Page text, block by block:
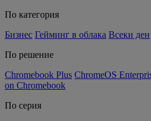
По категория
Бизнес Гейминг в облака Всеки ден
По решение
Chromebook Plus ChromeOS
on Chromebook
По серия